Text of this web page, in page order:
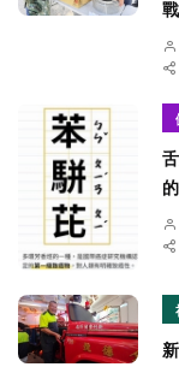
戰